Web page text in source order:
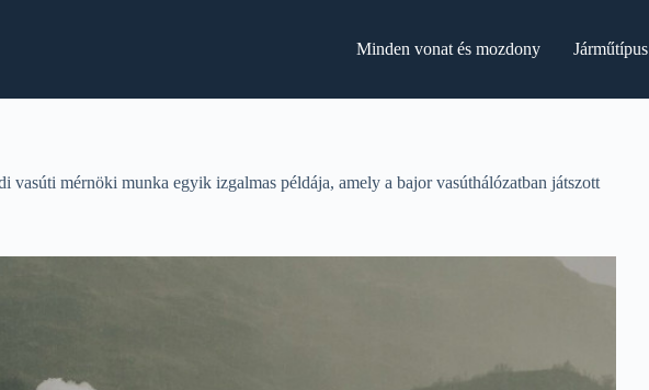
Minden vonat és mozdony Járműtípus
mérnöki munka egyik izgalmas példája, amely a bajor vasúthálózatban játszott